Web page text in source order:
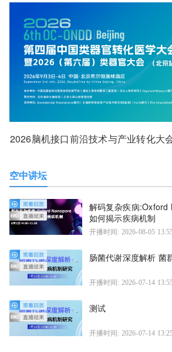
2026脑机接口前沿技术与产业转化大
空中讲坛
解码复杂疾病
如何揭示疾病机制
开播时间: 2026-08-05
肠菌代谢深度解析 菌
开播时间: 2026-07-14
测试
开播时间: 2026-07-14